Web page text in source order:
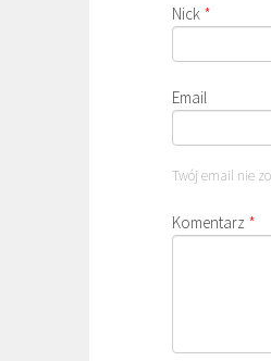
Nick *
Email
Twój email nie
Komentarz *